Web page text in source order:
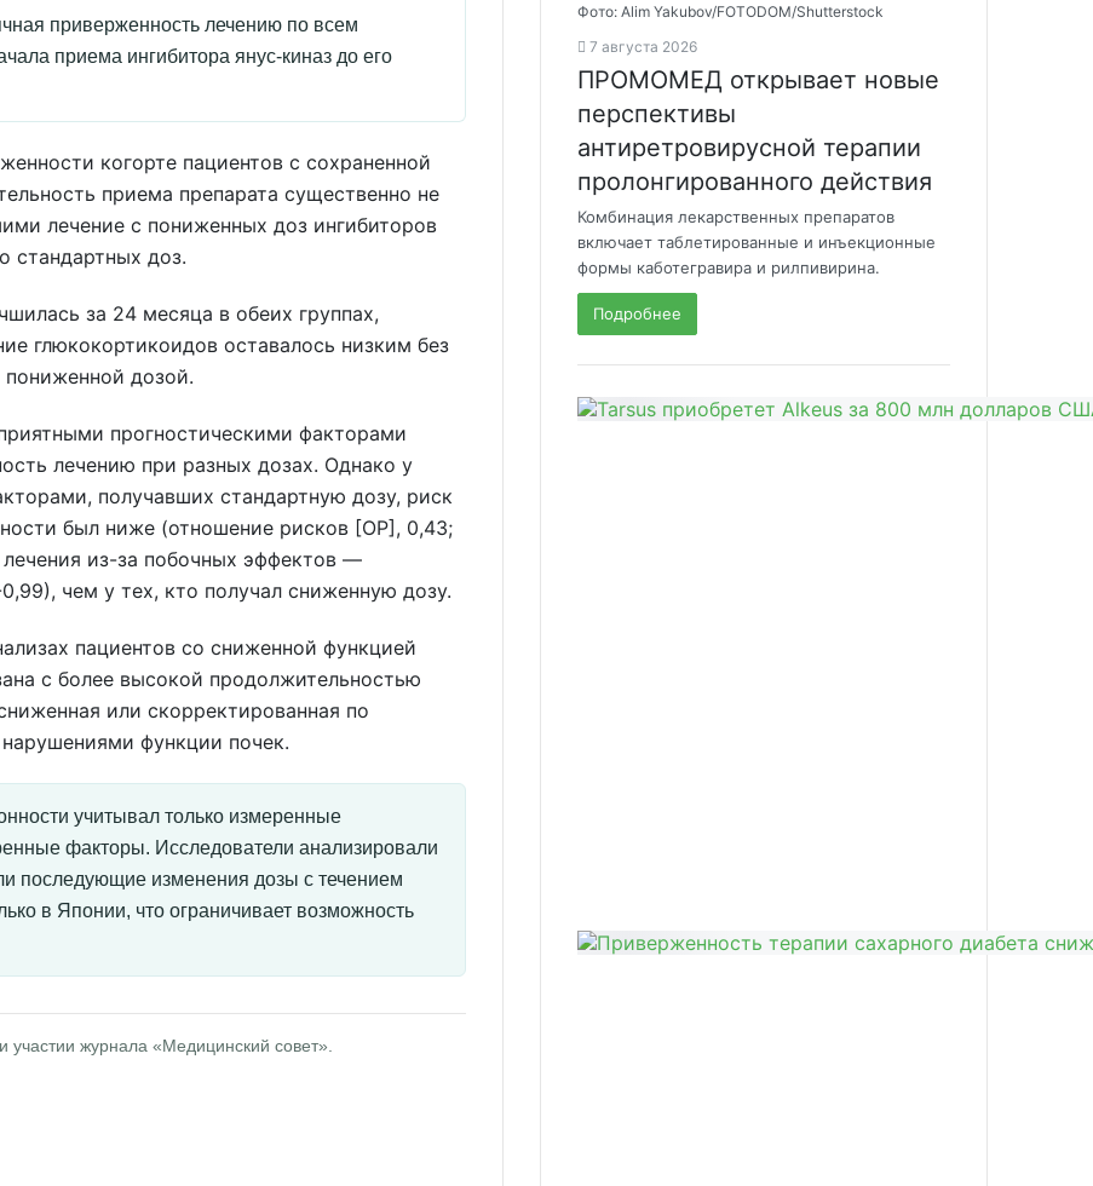
приверженность лечению по всем
приема ингибитора янус-киназ до его
когорте пациентов с сохраненной
приема препарата существенно не
лечение с пониженных доз ингибиторов
стандартных доз.
за 24 месяца в обеих группах,
глюкокортикоидов оставалось низким без
пониженной дозой.
прогностическими факторами
лечению при разных дозах. Однако у
получавших стандартную дозу, риск
был ниже (отношение рисков [ОР], 0,43;
из-за побочных эффектов —
чем у тех, кто получал сниженную дозу.
пациентов со сниженной функцией
с более высокой продолжительностью
или скорректированная по
функции почек.
учитывал только измеренные
факторы. Исследователи анализировали
последующие изменения дозы с течением
в Японии, что ограничивает возможность
участии журнала «Медицинский совет».
Фото: Alim Yakubov/FOTODOM/Shutterstock
7 августа 2026
ПРОМОМЕД открывает новые
перспективы
антиретровирусной терапии
пролонгированного действия
Комбинация лекарственных препаратов
включает таблетированные и инъекционные
формы каботегравира и рилпивирина.
Подробнее